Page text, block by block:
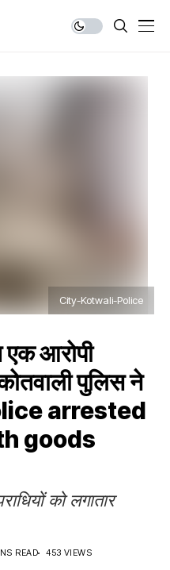
City-Kotwali-Police
आरोपी
पुलिस ने
arrested
goods
को लगातार
READ 453 VIEWS